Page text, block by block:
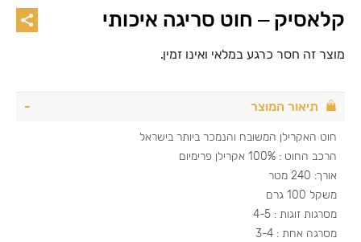
קלאסיק – חוט סריגה איכותי
מוצר זה חסר כרגע במלאי ואינו זמין.
תיאור המוצר
חוט האקרילן המשובח והנמכר ביותר בישראל
הרכב החוט : 100% אקרילן פרימיום
אורך: 240 מטר
משקל 100 גרם
מסרגות זוגות : 4-5
מסרגה אחת : 3-4